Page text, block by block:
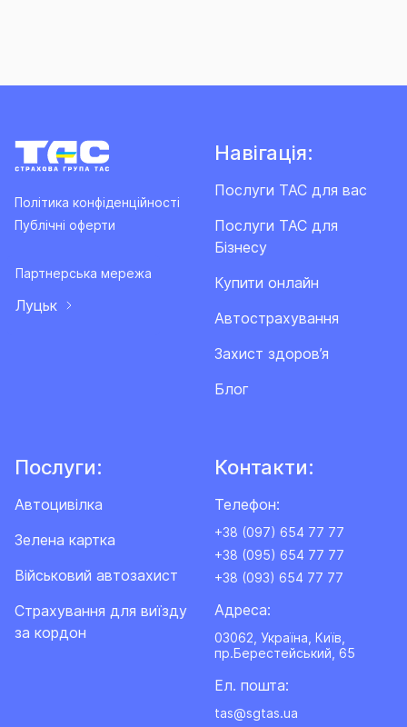
Політика конфіденційності
Публічні оферти
Партнерська мережа
Луцьк
Навігація:
Послуги ТАС для вас
Послуги ТАС для
Бізнесу
Купити онлайн
Автострахування
Захист здоров’я
Блог
Послуги:
Автоцивілка
Зелена картка
Військовий автозахист
Cтрахування для виїзду
за кордон
Контакти:
Телефон:
+38 (097) 654 77 77
+38 (095) 654 77 77
+38 (093) 654 77 77
Адреса:
03062, Україна, Київ,
пр.Берестейський, 65
Ел. пошта:
tas@sgtas.ua